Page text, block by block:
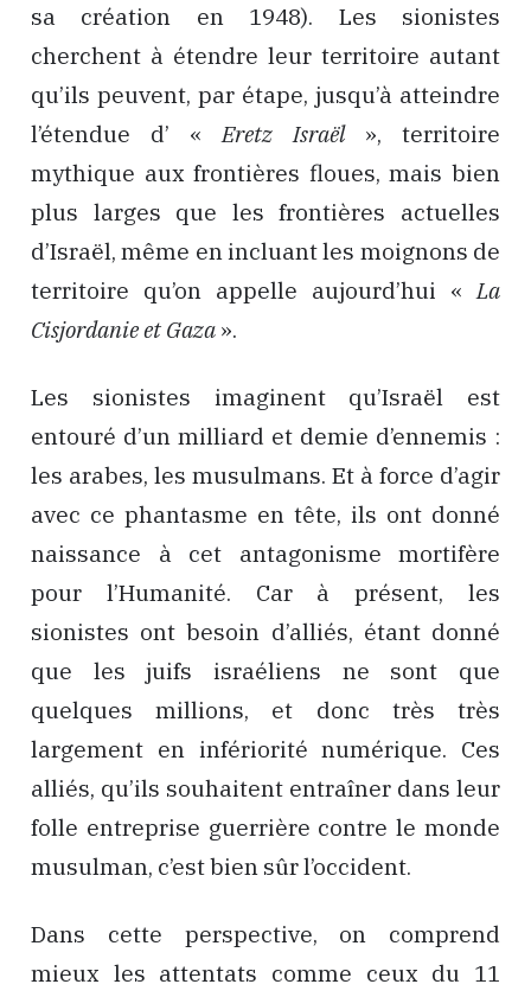
sa création en 1948). Les sionistes
cherchent à étendre leur territoire autant
qu’ils peuvent, par étape, jusqu’à atteindre
l’étendue d’ «Eretz Israël», territoire
mythique aux frontières floues, mais bien
plus larges que les frontières actuelles
d’Israël, même en incluant les moignons de
territoire qu’on appelle aujourd’hui «La
Cisjordanie et Gaza ».
Les sionistes imaginent qu’Israël est
entouré d’un milliard et demie d’ennemis :
les arabes, les musulmans. Et à force d’agir
avec ce phantasme en tête, ils ont donné
naissance à cet antagonisme mortifère
pour l’Humanité. Car à présent, les
sionistes ont besoin d’alliés, étant donné
que les juifs israéliens ne sont que
quelques millions, et donc très très
largement en infériorité numérique. Ces
alliés, qu’ils souhaitent entraîner dans leur
folle entreprise guerrière contre le monde
musulman, c’est bien sûr l’occident.
Dans cette perspective, on comprend
mieux les attentats comme ceux du 11